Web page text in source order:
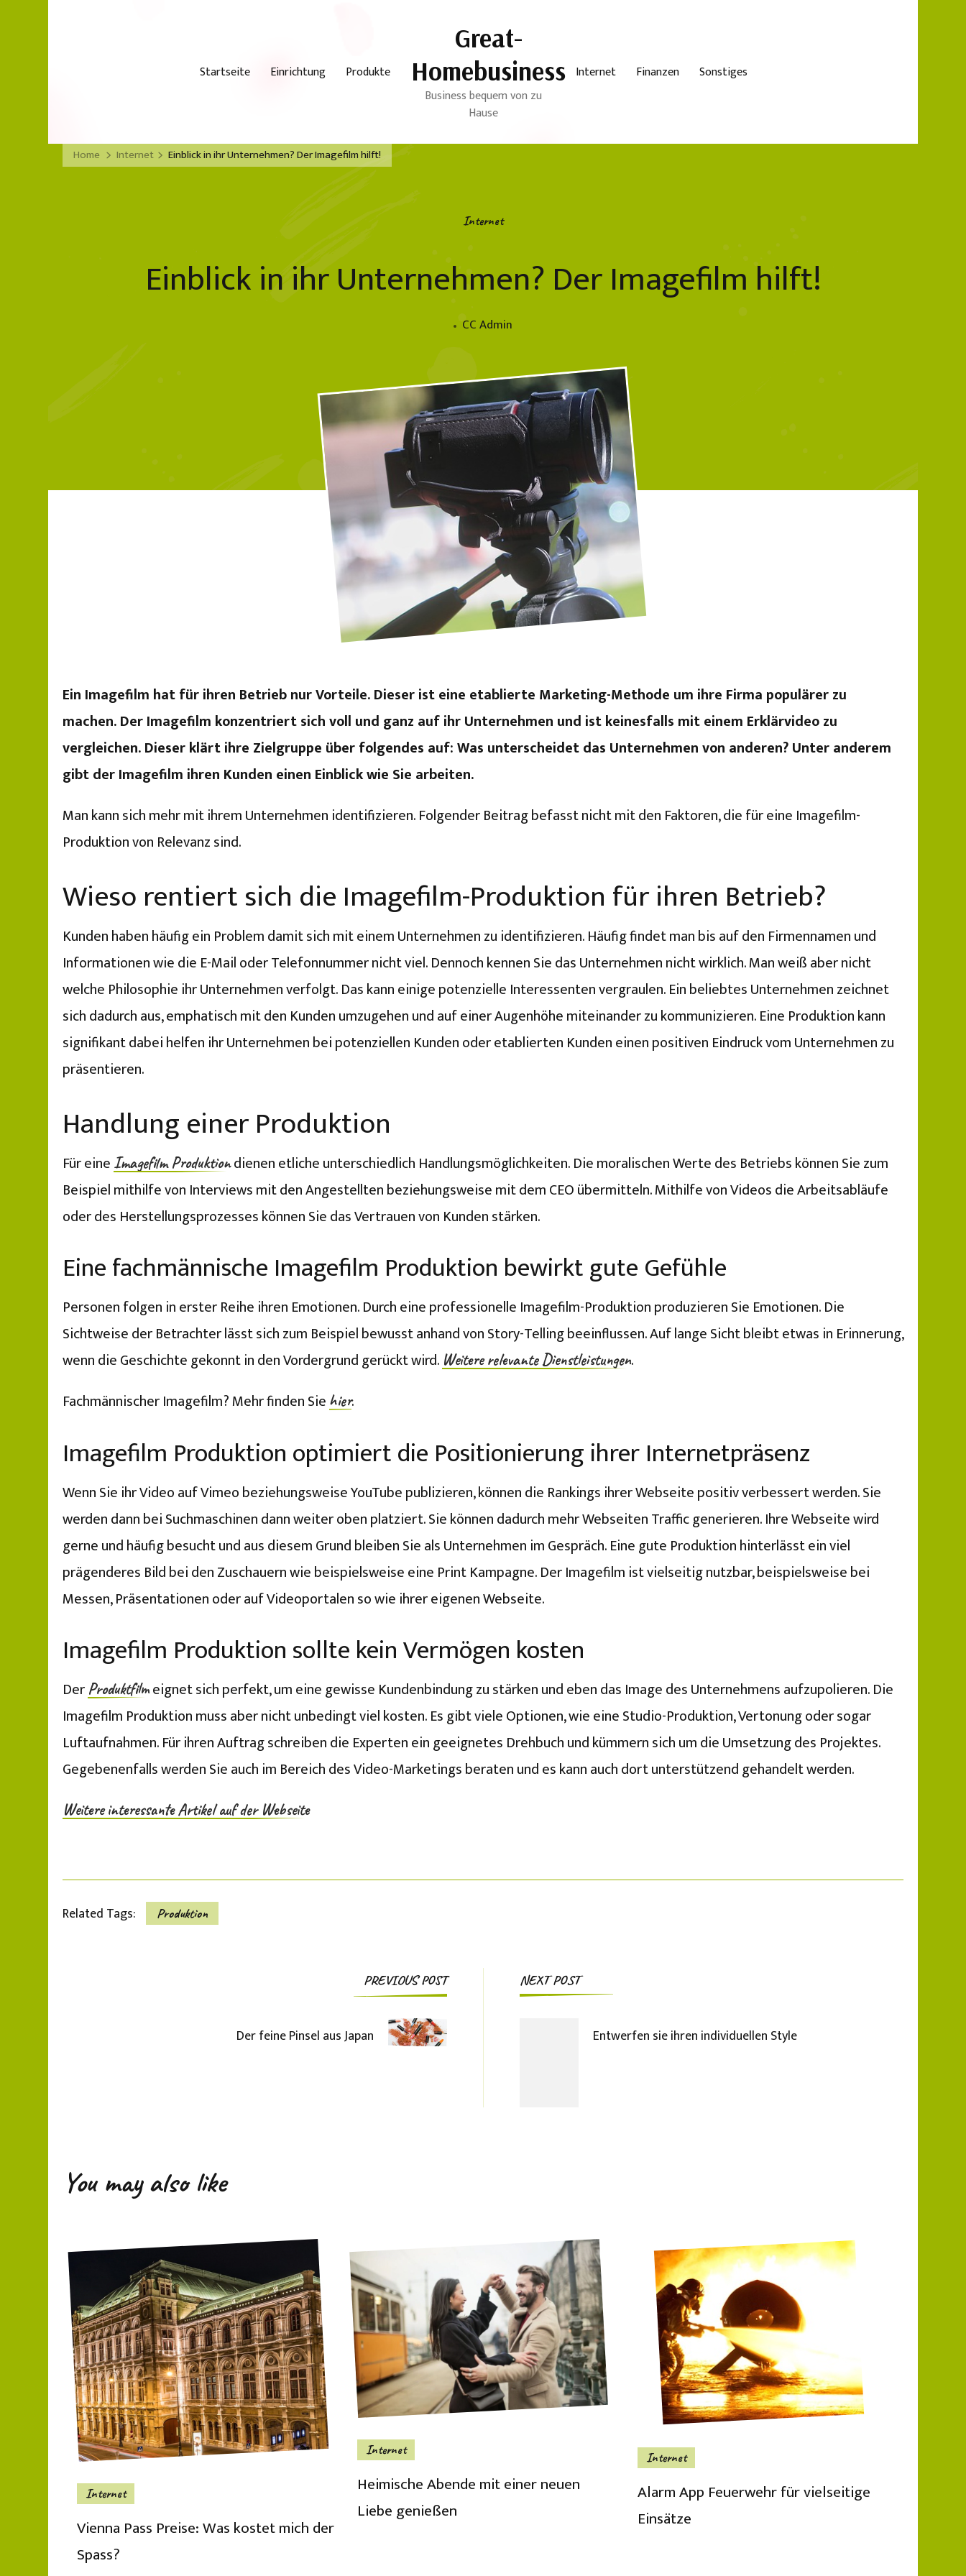
Startseite Einrichtung Produkte Internet Finanzen Sonstiges
Great-
Homebusiness
Business bequem von zu
Hause
Home Internet Einblick in ihr Unternehmen? Der Imagefilm hilft!
Internet
Einblick in ihr Unternehmen? Der Imagefilm hilft!
CC Admin
Ein Imagefilm hat für ihren Betrieb nur Vorteile. Dieser ist eine etablierte Marketing-Methode um ihre Firma populärer zu
machen. Der Imagefilm konzentriert sich voll und ganz auf ihr Unternehmen und ist keinesfalls mit einem Erklärvideo zu
vergleichen. Dieser klärt ihre Zielgruppe über folgendes auf: Was unterscheidet das Unternehmen von anderen? Unter anderem
gibt der Imagefilm ihren Kunden einen Einblick wie Sie arbeiten.
Man kann sich mehr mit ihrem Unternehmen identifizieren. Folgender Beitrag befasst nicht mit den Faktoren, die für eine Imagefilm-
Produktion von Relevanz sind.
Wieso rentiert sich die Imagefilm-Produktion für ihren Betrieb?
Kunden haben häufig ein Problem damit sich mit einem Unternehmen zu identifizieren. Häufig findet man bis auf den Firmennamen und
Informationen wie die E-Mail oder Telefonnummer nicht viel. Dennoch kennen Sie das Unternehmen nicht wirklich. Man weiß aber nicht
welche Philosophie ihr Unternehmen verfolgt. Das kann einige potenzielle Interessenten vergraulen. Ein beliebtes Unternehmen zeichnet
sich dadurch aus, emphatisch mit den Kunden umzugehen und auf einer Augenhöhe miteinander zu kommunizieren. Eine Produktion kann
signifikant dabei helfen ihr Unternehmen bei potenziellen Kunden oder etablierten Kunden einen positiven Eindruck vom Unternehmen zu
präsentieren.
Handlung einer Produktion
Für eine Imagefilm Produktiondienen etliche unterschiedlich Handlungsmöglichkeiten. Die moralischen Werte des Betriebs können Sie zum
Beispiel mithilfe von Interviews mit den Angestellten beziehungsweise mit dem CEO übermitteln. Mithilfe von Videos die Arbeitsabläufe
oder des Herstellungsprozesses können Sie das Vertrauen von Kunden stärken.
Eine fachmännische Imagefilm Produktion bewirkt gute Gefühle
Personen folgen in erster Reihe ihren Emotionen. Durch eine professionelle Imagefilm-Produktion produzieren Sie Emotionen. Die
Sichtweise der Betrachter lässt sich zum Beispiel bewusst anhand von Story-Telling beeinflussen. Auf lange Sicht bleibt etwas in Erinnerung,
wenn die Geschichte gekonnt in den Vordergrund gerückt wird. Weitere relevante Dienstleistungen.
Fachmännischer Imagefilm? Mehr finden Sie hier.
Imagefilm Produktion optimiert die Positionierung ihrer Internetpräsenz
Wenn Sie ihr Video auf Vimeo beziehungsweise YouTube publizieren, können die Rankings ihrer Webseite positiv verbessert werden. Sie
werden dann bei Suchmaschinen dann weiter oben platziert. Sie können dadurch mehr Webseiten Traffic generieren. Ihre Webseite wird
gerne und häufig besucht und aus diesem Grund bleiben Sie als Unternehmen im Gespräch. Eine gute Produktion hinterlässt ein viel
prägenderes Bild bei den Zuschauern wie beispielsweise eine Print Kampagne. Der Imagefilm ist vielseitig nutzbar, beispielsweise bei
Messen, Präsentationen oder auf Videoportalen so wie ihrer eigenen Webseite.
Imagefilm Produktion sollte kein Vermögen kosten
Der Produktfilmeignet sich perfekt, um eine gewisse Kundenbindung zu stärken und eben das Image des Unternehmens aufzupolieren. Die
Imagefilm Produktion muss aber nicht unbedingt viel kosten. Es gibt viele Optionen, wie eine Studio-Produktion, Vertonung oder sogar
Luftaufnahmen. Für ihren Auftrag schreiben die Experten ein geeignetes Drehbuch und kümmern sich um die Umsetzung des Projektes.
Gegebenenfalls werden Sie auch im Bereich des Video-Marketings beraten und es kann auch dort unterstützend gehandelt werden.
Weitere interessante Artikel auf der Webseite
Related Tags: Produktion
Navigation
PREVIOUS POST
Der feine Pinsel aus Japan
NEXT POST
Entwerfen sie ihren individuellen Style
You may also like
Internet
Vienna Pass Preise: Was kostet mich der
Spass?
Internet
Heimische Abende mit einer neuen
Liebe genießen
Internet
Alarm App Feuerwehr für vielseitige
Einsätze